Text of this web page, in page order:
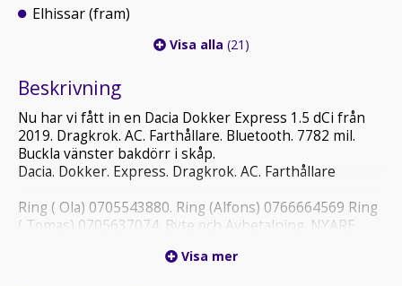
Elhissar (fram)
Visa alla (21)
Beskrivning
Nu har vi fått in en Dacia Dokker Express 1.5 dCi från
2019. Dragkrok. AC. Farthållare. Bluetooth. 7782 mil.
Buckla vänster bakdörr i skåp.
Dacia. Dokker. Express. Dragkrok. AC. Farthållare
Ring ( Ola) 0705543880. Ring (Alfons) 0766664569 Ring
( Tomas) 0705637074. Byte och Avbetalning. NYARE
från en databas så avvikelser kan förekomma.
Visa mer